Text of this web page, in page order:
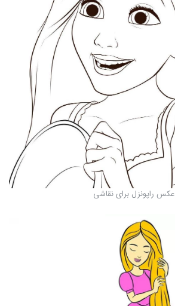
عکس راپونزل برای نقاشی